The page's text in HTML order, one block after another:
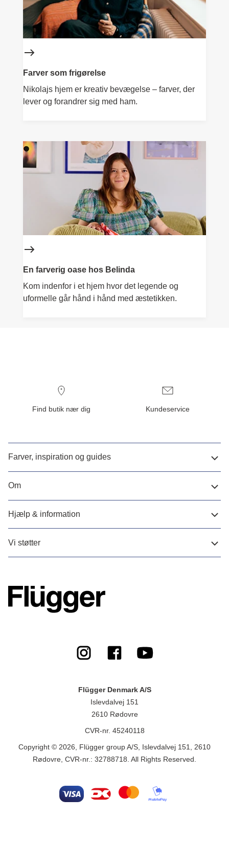
Farver som frigørelse
Nikolajs hjem er kreativ bevægelse – farver, der
lever og forandrer sig med ham.
En farverig oase hos Belinda
Kom indenfor i et hjem hvor det legende og
uformelle går hånd i hånd med æstetikken.
Find butik nær dig Kundeservice
Farver, inspiration og guides
Om
Hjælp & information
Vi støtter
Flügger Denmark A/S
Islevdalvej 151
2610 Rødovre
CVR-nr. 45240118
Copyright © 2026, Flügger group A/S, Islevdalvej 151, 2610
Rødovre, CVR-nr.: 32788718. All Rights Reserved.